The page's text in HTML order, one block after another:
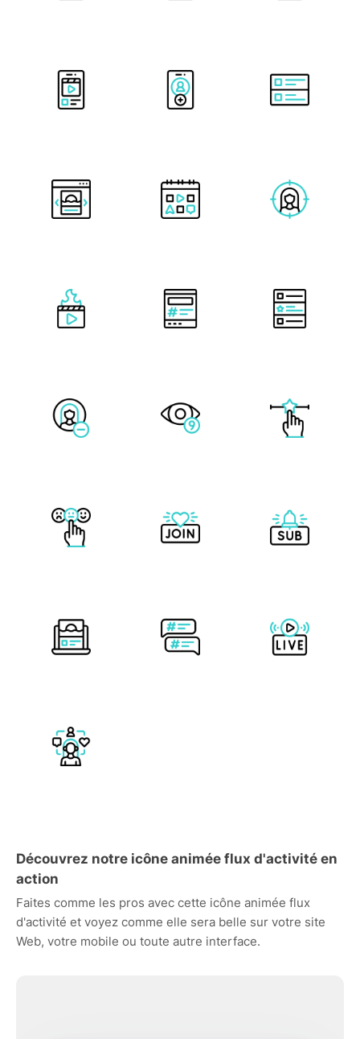
Découvrez notre icône animée flux d'activité en
action
Faites comme les pros avec cette icône animée flux
d'activité et voyez comme elle sera belle sur votre site
Web, votre mobile ou toute autre interface.